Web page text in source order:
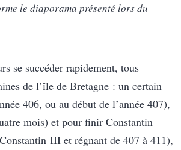
le diaporama présenté lors du
se succéder rapidement, tous
de l’île de Bretagne : un certain
406, ou au début de l’année 407),
mois) et pour finir Constantin
III et régnant de 407 à 411),